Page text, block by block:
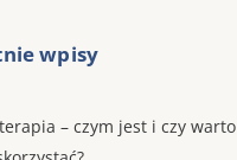
wpisy
– czym jest i czy warto